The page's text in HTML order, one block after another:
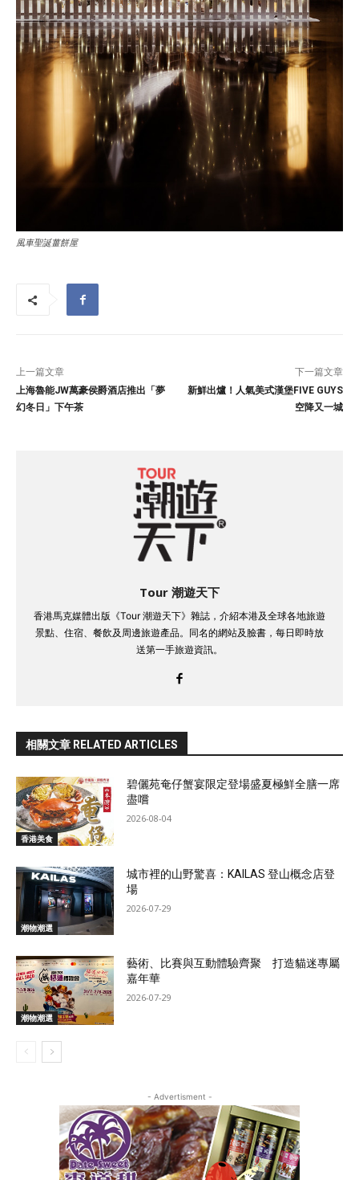
風車聖誕薑餅屋
上一篇文章
上海魯能JW萬豪侯爵酒店推出「夢
幻冬日」下午茶
下一篇文章
新鮮出爐！人氣美式漢堡FIVE GUYS
空降又一城
Tour 潮遊天下
香港馬克媒體出版《Tour 潮遊天下》雜誌，介紹本港及全球各地旅遊
景點、住宿、餐飲及周邊旅遊產品。同名的網站及臉書，每日即時放
送第一手旅遊資訊。
相關文章 RELATED ARTICLES
香港美食
碧儷苑奄仔蟹宴限定登場盛夏極鮮全膳一席
盡嚐
2026-08-04
潮物潮選
城市裡的山野驚喜：KAILAS 登山概念店登
場
2026-07-29
潮物潮選
藝術、比賽與互動體驗齊聚 打造貓迷專屬
嘉年華
2026-07-29
- Advertisment -